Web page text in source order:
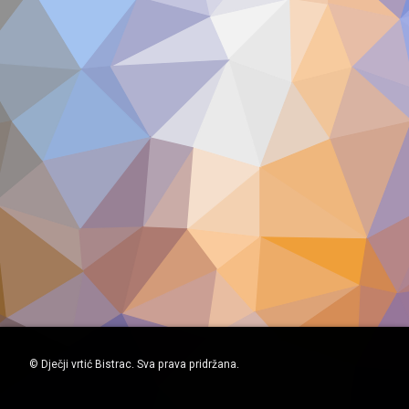
© Dječji vrtić Bistrac. Sva prava pridržana.